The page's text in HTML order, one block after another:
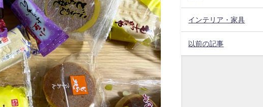
インテリア・家具
以前の記事